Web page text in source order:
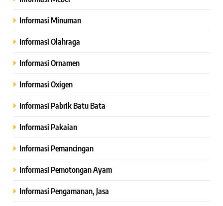
Informasi Minuman
Informasi Olahraga
Informasi Ornamen
Informasi Oxigen
Informasi Pabrik Batu Bata
Informasi Pakaian
Informasi Pemancingan
Informasi Pemotongan Ayam
Informasi Pengamanan, Jasa